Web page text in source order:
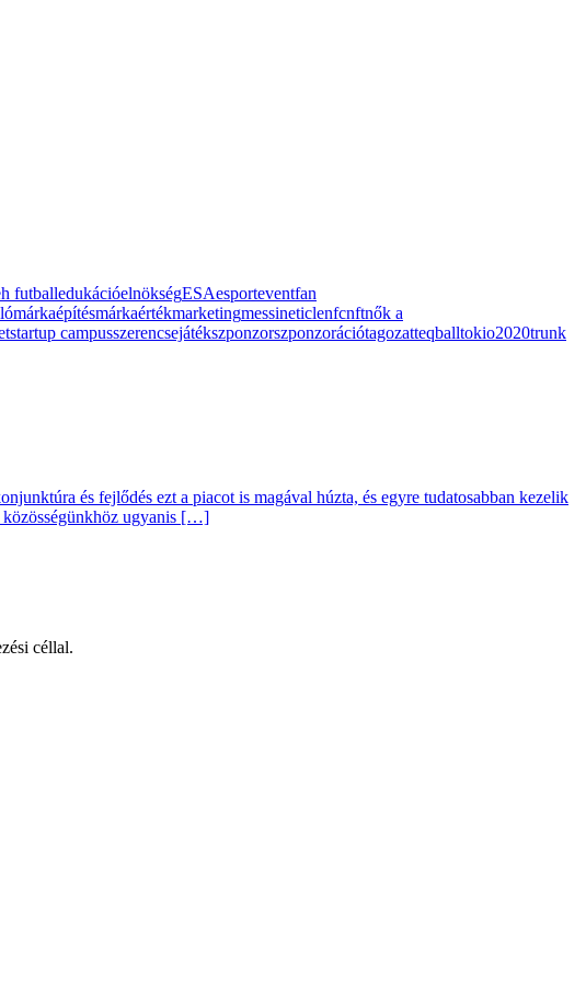
futballedukációelnökségESAesporteventfan
márkaépítésmárkaértékmarketingmessineticlenfcnftnők a
startup campusszerencsejátékszponzorszponzorációtagozatteqballtokio2020trunk
és fejlődés ezt a piacot is magával húzta, és egyre tudatosabban kezelik
közösségünkhöz ugyanis […]
céllal.